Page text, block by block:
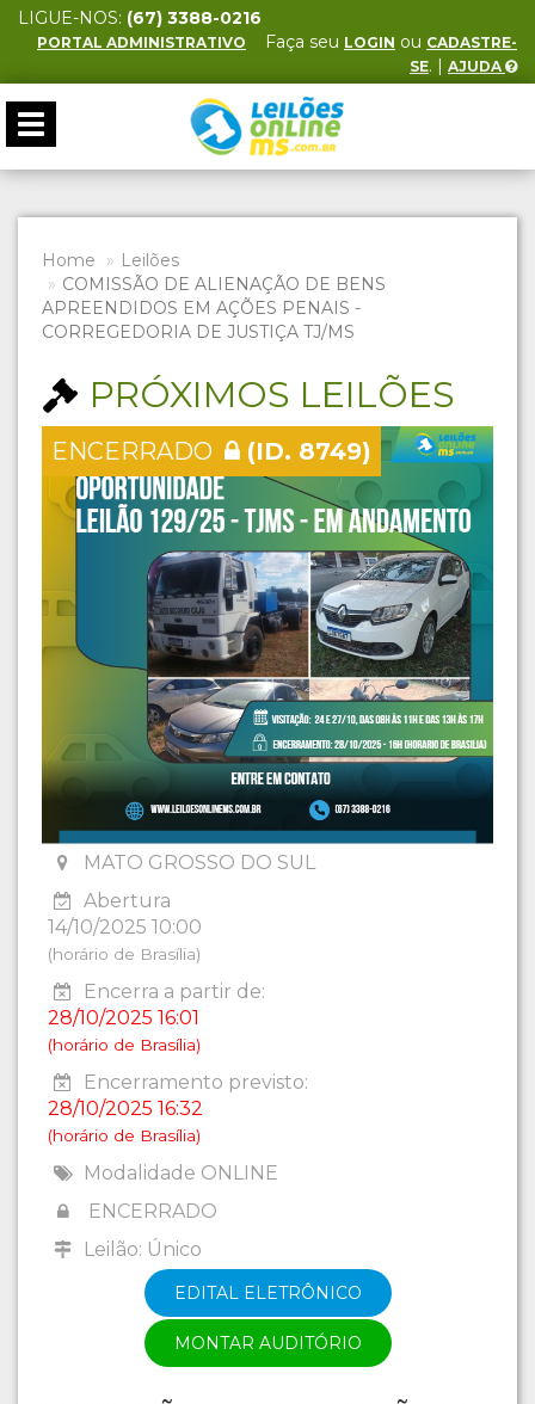
LIGUE-NOS: (67) 3388-0216
PORTAL ADMINISTRATIVO Faça seu LOGIN ou CADASTRE-
SE. | AJUDA
Toggle
navigation
Home
Leilões
COMISSÃO DE ALIENAÇÃO DE BENS
APREENDIDOS EM AÇÕES PENAIS -
CORREGEDORIA DE JUSTIÇA TJ/MS
PRÓXIMOS LEILÕES
ENCERRADO (ID. 8749)
MATO GROSSO DO SUL
Abertura
14/10/2025 10:00
(horário de Brasília)
Encerra a partir de:
28/10/2025 16:01
(horário de Brasília)
Encerramento previsto:
28/10/2025 16:32
(horário de Brasília)
Modalidade ONLINE
ENCERRADO
Leilão: Único
EDITAL ELETRÔNICO
MONTAR AUDITÓRIO